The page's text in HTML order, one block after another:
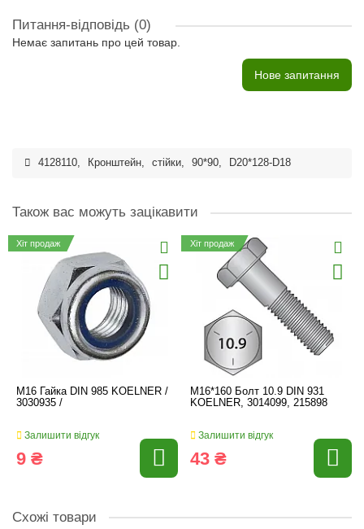
Питання-відповідь (0)
Немає запитань про цей товар.
Нове запитання
4128110, Кронштейн, стійки, 90*90, D20*128-D18
Також вас можуть зацікавити
Хіт продаж
M16 Гайка DIN 985 KOELNER /
3030935 /
Залишити відгук
9 ₴
Хіт продаж
M16*160 Болт 10.9 DIN 931
KOELNER, 3014099, 215898
Залишити відгук
43 ₴
Схожі товари